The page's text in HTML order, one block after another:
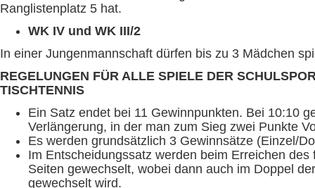
Ranglistenplatz 5 hat.
WK IV und WK III/2
In einer Jungenmannschaft dürfen bis zu 3 Mädchen
REGELUNGEN FÜR ALLE SPIELE DER
TISCHTENNIS
Ein Satz endet bei 11 Gewinnpunkten. Bei 10:10
Verlängerung, in der man zum Sieg zwei Punkte
Es werden grundsätzlich 3 Gewinnsätze (Einzel/
Im Entscheidungssatz werden beim Erreichen des
Seiten gewechselt, wobei dann auch im Doppel
gewechselt wird.